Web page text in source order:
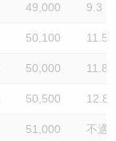
49,000 9.3
50,100 11.5
50,000 11.8
50,500 12.8
51,000 不適